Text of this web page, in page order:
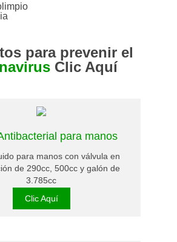
para prevenir el
Clic Aquí
para manos
para manos con válvula en
de 290cc, 500cc y galón de
3.785cc
Clic Aquí